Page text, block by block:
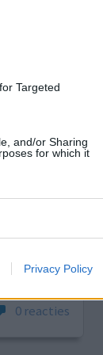
Targeted
and/or Sharing
for which it
Privacy Policy
0 reacties